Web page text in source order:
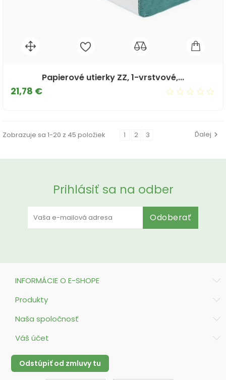
Papierové utierky ZZ, 1-vrstvové,...
21,78 €Cena
Zobrazuje sa 1-20 z 45 položiek 1 2 3 Ďalej 
Prihlásiť sa na odber
Odoberať
INFORMÁCIE O E-SHOPE
Produkty
Naša spoločnosť
Váš účet
Odstúpiť od zmluvy tu